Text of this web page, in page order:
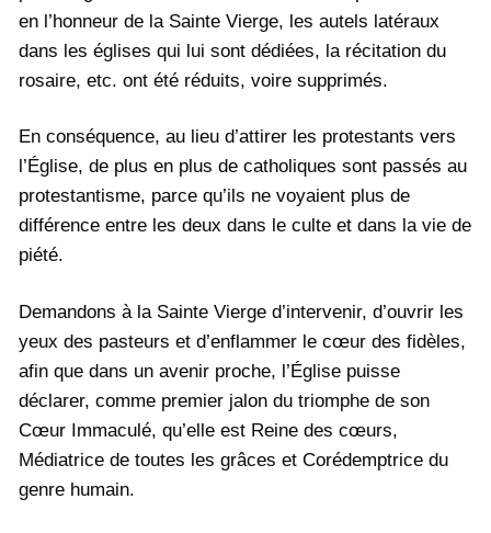
en l’honneur de la Sainte Vierge, les autels latéraux
dans les églises qui lui sont dédiées, la récitation du
rosaire, etc. ont été réduits, voire supprimés.
En conséquence, au lieu d’attirer les protestants vers
l’Église, de plus en plus de catholiques sont passés au
protestantisme, parce qu’ils ne voyaient plus de
différence entre les deux dans le culte et dans la vie de
piété.
Demandons à la Sainte Vierge d’intervenir, d’ouvrir les
yeux des pasteurs et d’enflammer le cœur des fidèles,
afin que dans un avenir proche, l’Église puisse
déclarer, comme premier jalon du triomphe de son
Cœur Immaculé, qu’elle est Reine des cœurs,
Médiatrice de toutes les grâces et Corédemptrice du
genre humain.